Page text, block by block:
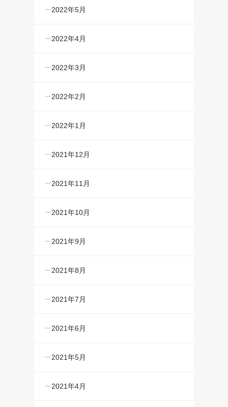
2022年5月
2022年4月
2022年3月
2022年2月
2022年1月
2021年12月
2021年11月
2021年10月
2021年9月
2021年8月
2021年7月
2021年6月
2021年5月
2021年4月